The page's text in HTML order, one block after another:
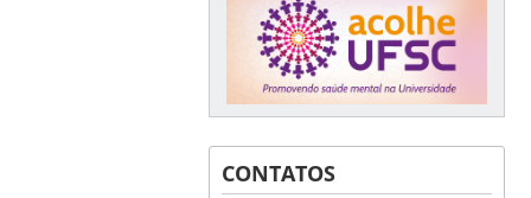
CONTATOS